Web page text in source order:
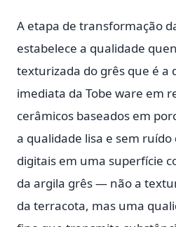
A etapa de transformação
estabelece a qualidade
texturizada do grês que é a
imediata da Tobe ware em
cerâmicos baseados em
a qualidade lisa e sem
digitais em uma superfície
da argila grês — não a
da terracota, mas uma